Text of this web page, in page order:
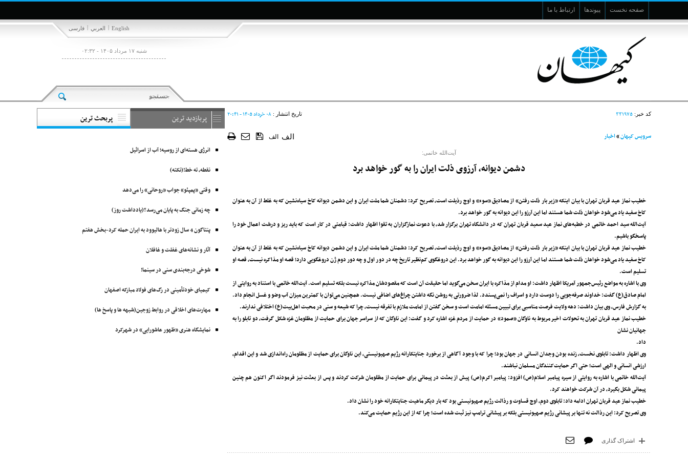
صفحه نخست پیوندها ارتباط با ما
فارسی | العربي | English
شنبه ۱۷ مرداد ۱۴۰۵ - ۰۲:۳۲
کد خبر: ۳۳۱۹۷۵ تاریخ انتشار :۰۸ خرداد ۱۴۰۵ - ۲۰:۴۱
سرویس کیهان»اخبار الف الف
آیت‌الله خاتمی:
دشمن دیوانه، آرزوی ذلت ایران را به گور خواهد برد
خطیب نماز عید قربان تهران با بیان اینکه «زیر بار ذلت رفتن» از مصادیق «سوء» و اوج رذیلت است، تصریح کرد: دشمنان شما ملت ایران و این دشمن دیوانه کاخ سیاه‌نشین که به غلط از آن به عنوان
کاخ سفید یاد می‌شود خواهان ذلت شما هستند اما این آرزو را این دیوانه به گور خواهد برد.
آیت‌الله سید احمد خاتمی در خطبه‌های نماز عید سعید قربان تهران که در دانشگاه تهران برگزار شد، با دعوت نمازگزاران به تقوا اظهار داشت: قیامتی در کار است که باید ریز و درشت اعمال خود را
پاسخگو باشیم.
خطیب نماز عید قربان تهران با بیان اینکه «زیر بار ذلت رفتن» از مصادیق «سوء» و اوج رذیلت است، تصریح کرد: دشمنان شما ملت ایران و این دشمن دیوانه کاخ سیاه‌نشین که به غلط از آن به عنوان
کاخ سفید یاد می‌شود خواهان ذلت شما هستند اما این آرزو را این دیوانه به گور خواهد برد. این دروغگوی کم‌نظیر تاریخ چه در دور اول و چه دور دوم ژن دروغگویی دارد؛ قصه او مذاکره نیست، قصه او
تسلیم است.
وی با اشاره به مواضع رئیس‌جمهور آمریکا اظهار داشت: او مدام از مذاکره با ایران سخن می‌گوید اما حقیقت آن است که مقصودشان مذاکره نیست بلکه تسلیم است. آیت‌الله خاتمی با استناد به روایتی از
امام صادق(ع) گفت: خداوند صرفه‌جویی را دوست دارد و اسراف را نمی‌پسندد. لذا ضرورتی به روشن نگه داشتن چراغ‌های اضافی نیست. همچنین می‌توان با کمترین میزان آب وضو و غسل انجام داد.
به گزارش فارس، وی بیان داشت: دهه ولایت فرصت مناسبی برای تبیین مسئله امامت است و سخن گفتن از امامت ملازم با تفرقه نیست، چرا که شیعه و سنی در محبت اهل‌بیت(ع) اختلافی ندارند.
خطیب نماز عید قربان تهران به تحولات اخیر مربوط به ناوگان «صمود» در حمایت از مردم غزه اشاره کرد و گفت: این ناوگان که از سراسر جهان برای حمایت از مظلومان غزه شکل گرفت، دو تابلو را به
جهانیان نشان
داد.
وی اظهار داشت: تابلوی نخست، زنده بودن وجدان انسانی در جهان بود؛ چرا که با وجود آگاهی از برخورد جنایتکارانه رژیم صهیونیستی، این ناوگان برای حمایت از مظلومان راه‌اندازی شد و این اقدام،
ارزشی انسانی و الهی است؛ حتی اگر حمایت‌کنندگان مسلمان نباشند.
آیت‌الله خاتمی با اشاره به روایتی از سیره پیامبر اسلام(ص) افزود: پیامبر اکرم(ص) پیش از بعثت در پیمانی برای حمایت از مظلومان شرکت کردند و پس از بعثت نیز فرمودند اگر اکنون هم چنین
پیمانی شکل بگیرد، در آن شرکت خواهند کرد.
خطیب نماز عید قربان تهران ادامه داد: تابلوی دوم، اوج قساوت و رذالت رژیم صهیونیستی بود که بار دیگر ماهیت جنایتکارانه خود را نشان داد.
وی تصریح کرد: این رذالت نه تنها بر پیشانی رژیم صهیونیستی بلکه بر پیشانی ترامپ نیز ثبت شده است؛ چرا که از این رژیم حمایت می‌کند.
اشتراک گذاری
پربازدید ترین پربحث ترین
انرژی هسته‌ای از روسیه؛ آب از اسرائیل
نقطه، ته خط!(نکته)
وقتی «پمپئو» جواب «روحانی» را می‌دهد
چه زمانی جنگ به پایان می‌رسد؟(یادداشت روز)
پنتاگون 4 سال زودتر با ‌هالیوود به ایران حمله کرد-بخش هفتم
آثار و نشانه‌های غفلت و غافلان
شوخی درجه‌بندی سنی در سینما!
کیمیای خودتأمینی در رگ‌های فولاد مبارکه اصفهان
مهارت‌های اخلاقی در روابط زوجین(شبهه ها و پاسخ ها)
نمایشگاه هنری «ظهور عاشورایی» در شهرکرد